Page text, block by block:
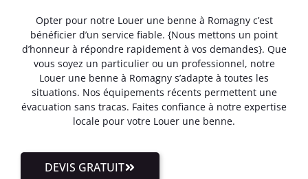
Opter pour notre Louer une benne à Romagny c’est
bénéficier d’un service fiable. {Nous mettons un point
d’honneur à répondre rapidement à vos demandes}. Que
vous soyez un particulier ou un professionnel, notre
Louer une benne à Romagny s’adapte à toutes les
situations. Nos équipements récents permettent une
évacuation sans tracas. Faites confiance à notre expertise
locale pour votre Louer une benne.
DEVIS GRATUIT